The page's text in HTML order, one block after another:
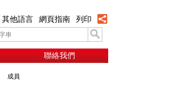
其他語言 網頁指南 列印
聯絡我們
成員